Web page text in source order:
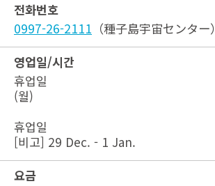
전화번호
0997-26-2111 （種子島宇宙センター）
영업일/시간
휴업일
(월)
휴업일
[비고] 29 Dec. - 1 Jan.
요금